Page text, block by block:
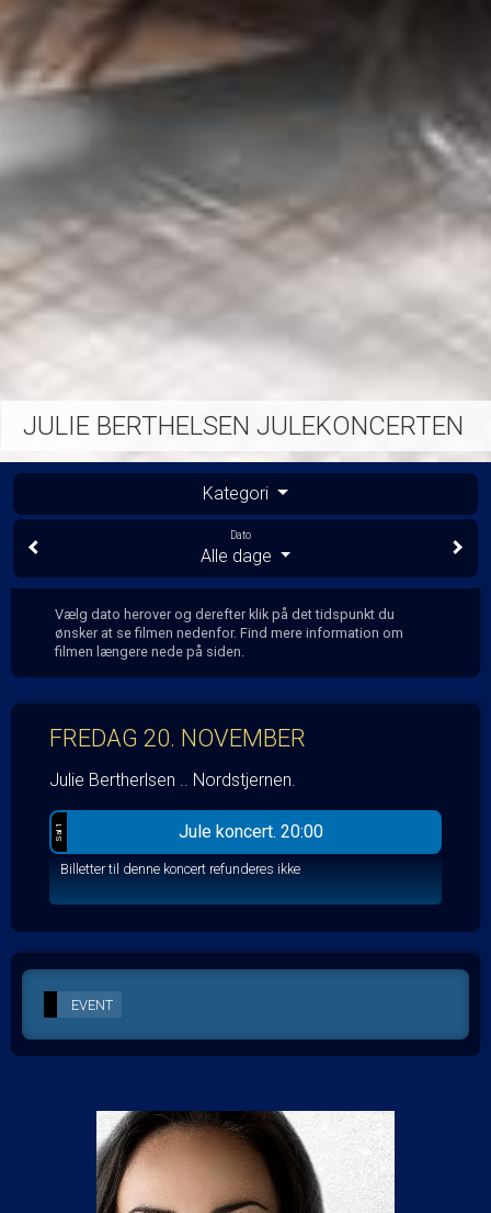
JULIE BERTHELSEN JULEKONCERTEN
Kategori
Dato
Alle dage
Vælg dato herover og derefter klik på det tidspunkt du
ønsker at se filmen nedenfor. Find mere information om
filmen længere nede på siden.
FREDAG 20. NOVEMBER
Julie Bertherlsen .. Nordstjernen.
Sal 1 Jule koncert. 20:00
Billetter til denne koncert refunderes ikke
EVENT